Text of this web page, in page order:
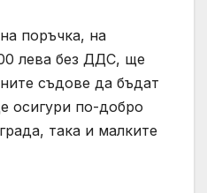
поръчка, на
лева без ДДС, ще
съдове да бъдат
осигури по-добро
така и малките